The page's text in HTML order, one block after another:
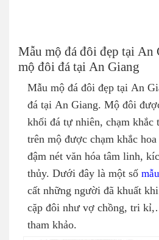
Mẫu mộ đá đôi đẹp tại An
mộ đôi đá tại An Giang
Mẫu mộ đá đôi đẹp tại An
đá tại An Giang. Mộ đôi
khối đá tự nhiên, chạm khắc
trên mộ được chạm khắc
đậm nét văn hóa tâm linh,
thủy. Dưới đây là một số
cất những người đã khuất
cặp đôi như vợ chồng, tri
tham khảo.